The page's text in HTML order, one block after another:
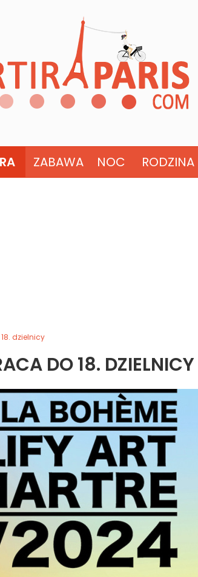
ZABAWA NOC RODZINA
dzielnicy
DO 18. DZIELNICY